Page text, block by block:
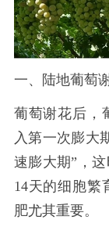
一、陆地葡萄
葡萄谢花后，
入第一次膨大
速膨大期”，
14天的细胞繁
肥尤其重要。